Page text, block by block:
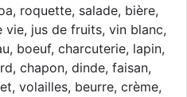
roquette, salade, bière,
vie, jus de fruits, vin blanc,
boeuf, charcuterie, lapin,
chapon, dinde, faisan,
volailles, beurre, crème,